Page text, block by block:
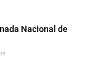
Nacional de